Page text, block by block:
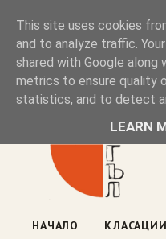
Книжен
Блог на книжарницата —
ул. „Оборище" 117,
НАЧАЛО КЛАСАЦИИ
This site uses cookies
and to analyze traffic.
shared with Google
metrics to ensure quality
statistics, and to detect
LEARN